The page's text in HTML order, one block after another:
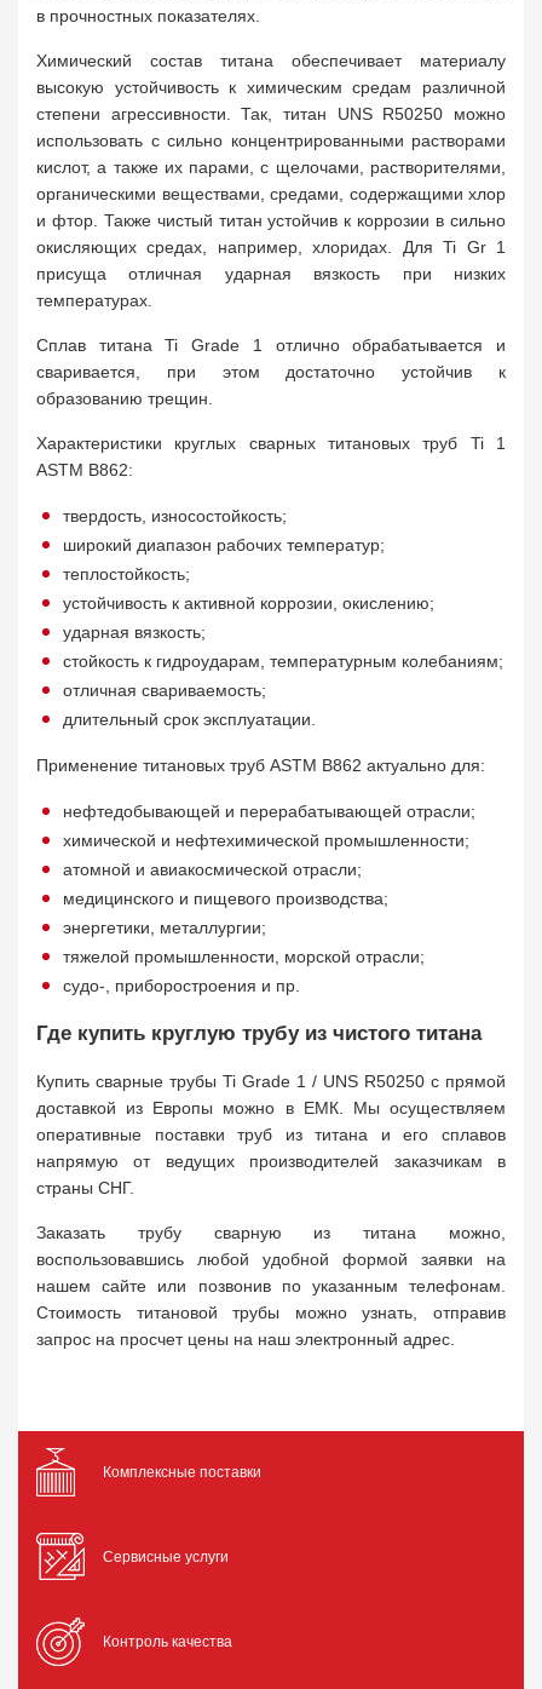
в прочностных показателях.
Химический состав титана обеспечивает материалу
высокую устойчивость к химическим средам различной
степени агрессивности. Так, титан UNS R50250 можно
использовать с сильно концентрированными растворами
кислот, а также их парами, с щелочами, растворителями,
органическими веществами, средами, содержащими хлор
и фтор. Также чистый титан устойчив к коррозии в сильно
окисляющих средах, например, хлоридах. Для Ti Gr 1
присуща отличная ударная вязкость при низких
температурах.
Сплав титана Ti Grade 1 отлично обрабатывается и
сваривается, при этом достаточно устойчив к
образованию трещин.
Характеристики круглых сварных титановых труб Ti 1
ASTM B862:
твердость, износостойкость;
широкий диапазон рабочих температур;
теплостойкость;
устойчивость к активной коррозии, окислению;
ударная вязкость;
стойкость к гидроударам, температурным колебаниям;
отличная свариваемость;
длительный срок эксплуатации.
Применение титановых труб ASTM B862 актуально для:
нефтедобывающей и перерабатывающей отрасли;
химической и нефтехимической промышленности;
атомной и авиакосмической отрасли;
медицинского и пищевого производства;
энергетики, металлургии;
тяжелой промышленности, морской отрасли;
судо-, приборостроения и пр.
Где купить круглую трубу из чистого титана
Купить сварные трубы Ti Grade 1 / UNS R50250 с прямой
доставкой из Европы можно в ЕМК. Мы осуществляем
оперативные поставки труб из титана и его сплавов
напрямую от ведущих производителей заказчикам в
страны СНГ.
Заказать трубу сварную из титана можно,
воспользовавшись любой удобной формой заявки на
нашем сайте или позвонив по указанным телефонам.
Стоимость титановой трубы можно узнать, отправив
запрос на просчет цены на наш электронный адрес.
Комплексные поставки
Сервисные услуги
Контроль качества